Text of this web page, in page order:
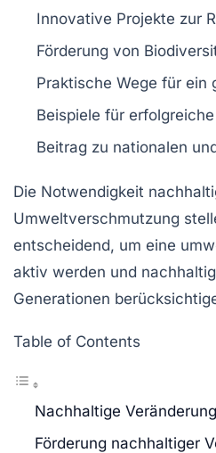
Innovative Projekte zur
Förderung von
Praktische Wege für ein
Beispiele für
Beitrag zu nationalen
Die Notwendigkeit
Umweltverschmutzung
entscheidend, um eine
aktiv werden und
Generationen
Table of Contents
Nachhaltige
Förderung nachhaltiger